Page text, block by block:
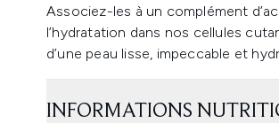
Associez-les à un complément
l’hydratation dans nos cellules
d’une peau lisse, impeccable et
INFORMATIONS